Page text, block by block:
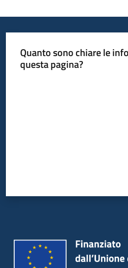
Quanto sono chiare le
questa pagina?